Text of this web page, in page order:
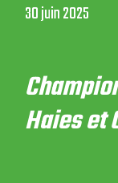
30 juin 2025
Haies et